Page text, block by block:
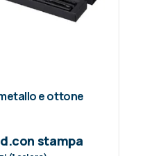
e ottone
stampa